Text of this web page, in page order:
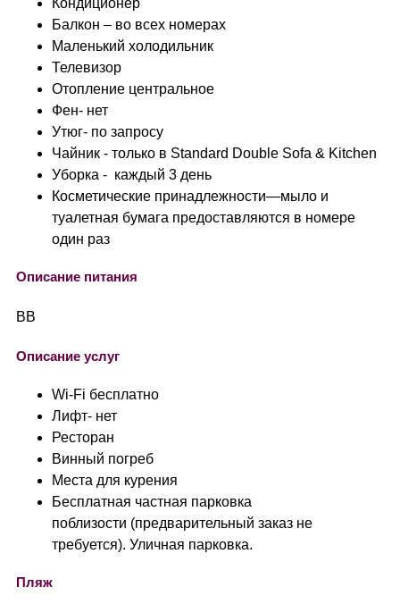
Балкон – во всех номерах
Маленький холодильник
Телевизор
Отопление центральное
Фен- нет
Утюг- по запросу
Чайник - только в Standard Double Sofa & Kitchen
Уборка - каждый 3 день
Косметические принадлежности—мыло и
туалетная бумага предоставляются в номере
один раз
Описание питания
BB
Описание услуг
Wi-Fi бесплатно
Лифт- нет
Ресторан
Винный погреб
Места для курения
Бесплатная частная парковка
поблизости (предварительный заказ не
требуется). Уличная парковка.
Пляж